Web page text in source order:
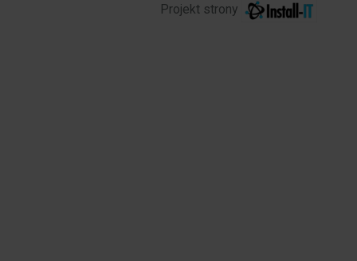
Projekt strony